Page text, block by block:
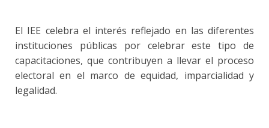
El IEE celebra el interés reflejado en las diferentes
instituciones públicas por celebrar este tipo de
capacitaciones, que contribuyen a llevar el proceso
electoral en el marco de equidad, imparcialidad y
legalidad.